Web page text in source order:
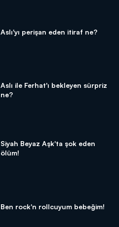
Aslı'yı perişan eden itiraf ne?
Aslı ile Ferhat'ı bekleyen sürpriz
ne?
Siyah Beyaz Aşk'ta şok eden
ölüm!
Ben rock'n rollcuyum bebeğim!